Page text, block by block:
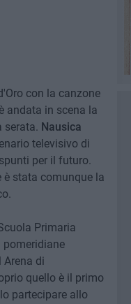
con la canzone
andata in scena la
serata. Nausica
televisivo di
per il futuro.
stata comunque la
Primaria
pomeridiane
di
quello è il primo
partecipare allo